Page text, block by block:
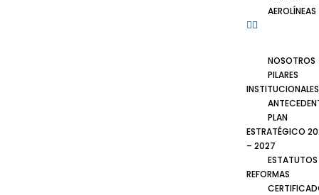
AEROLÍNEAS
NOSOTROS
PILARES
INSTITUCIONALES
PLAN
ESTRATÉGICO
– 2027
ESTATUTOS
REFORMAS